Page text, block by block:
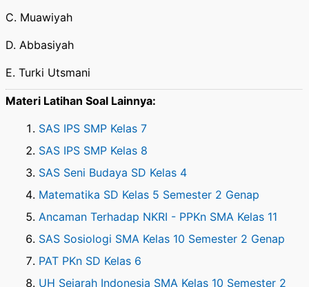
C. Muawiyah
D. Abbasiyah
E. Turki Utsmani
Materi Latihan Soal Lainnya:
SAS IPS SMP Kelas 7
SAS IPS SMP Kelas 8
SAS Seni Budaya SD Kelas 4
Matematika SD Kelas 5 Semester 2 Genap
Ancaman Terhadap NKRI - PPKn SMA Kelas 11
SAS Sosiologi SMA Kelas 10 Semester 2 Genap
PAT PKn SD Kelas 6
UH Sejarah Indonesia SMA Kelas 10 Semester 2